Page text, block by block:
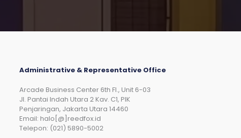
Administrative & Representative Office
Arcade Business Center 6th Fl., Unit 6-03
JI. Pantai Indah Utara 2 Kav. C1, PIK
Penjaringan, Jakarta Utara 14460
Email: halo[@]reedfox.id
Telepon: (021) 5890-5002